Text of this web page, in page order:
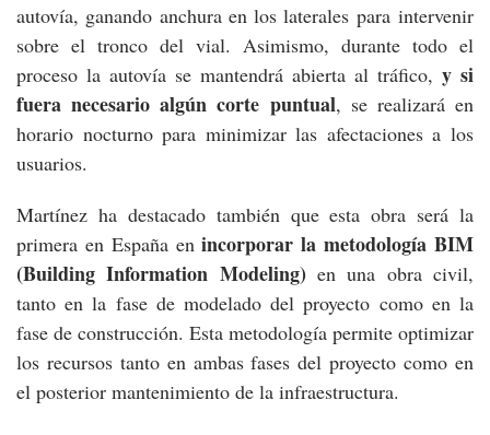
autovía, ganando anchura en los laterales para intervenir
sobre el tronco del vial. Asimismo, durante todo el
proceso la autovía se mantendrá abierta al tráfico, y si
fuera necesario algún corte puntual, se realizará en
horario nocturno para minimizar las afectaciones a los
usuarios.
Martínez ha destacado también que esta obra será la
primera en España enincorporar la metodología BIM
(Building Information Modeling) en una obra civil,
tanto en la fase de modelado del proyecto como en la
fase de construcción. Esta metodología permite optimizar
los recursos tanto en ambas fases del proyecto como en
el posterior mantenimiento de la infraestructura.